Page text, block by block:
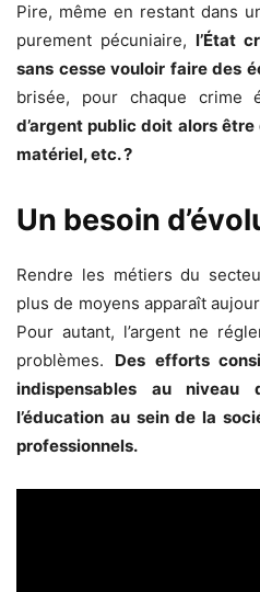
Pire, même en restant dans
purement pécuniaire,l’État
sans cesse vouloir faire des
brisée, pour chaque crime
d’argent public doit alors
matériel, etc. ?
Un besoin
Rendre les métiers du
plus de moyens apparaît
Pour autant, l’argent ne
problèmes. Des efforts
indispensables au
l’éducation au sein de la
professionnels.